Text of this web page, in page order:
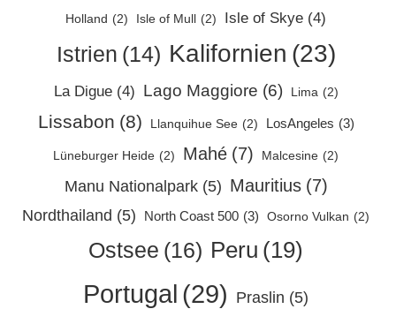
Holland (2) Isle of Mull (2) Isle of Skye (4)
Istrien (14) Kalifornien (23)
La Digue (4) Lago Maggiore (6) Lima (2)
Lissabon (8) Llanquihue See (2) LosAngeles (3)
Lüneburger Heide (2) Mahé (7) Malcesine (2)
Manu Nationalpark (5) Mauritius (7)
Nordthailand (5) North Coast 500 (3) Osorno Vulkan (2)
Ostsee (16) Peru (19)
Portugal (29) Praslin (5)